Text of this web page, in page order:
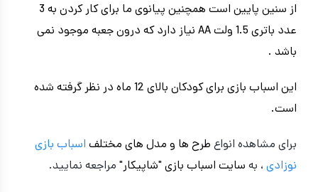
از سنین پایین است همچنین پیانوی ما برای کار کردن به 3
عدد باتری 1.5 ولت AA نیاز دارد که درون جعبه موجود نمی
باشد .
این اسباب بازی برای کودکان بالای 12 ماه در نظر گرفته شده
است.
برای مشاهده انواع طرح ها و مدل های مختلف اسباب بازی
نوزادی ، به سایت اسباب بازی "شاپیکار" مراجعه نمایید.